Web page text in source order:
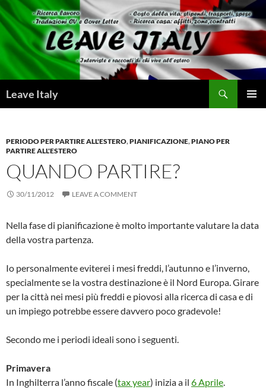
Skip
to
content
Leave Italy
PERIODO PER PARTIRE ALL'ESTERO,PIANIFICAZIONE,PIANO PER
PARTIRE ALL'ESTERO
QUANDO PARTIRE?
30/11/2012 LEAVE A COMMENT
Nella fase di pianificazione è molto importante valutare la data
della vostra partenza.
Io personalmente eviterei i mesi freddi, l’autunno e l’inverno,
specialmente se la vostra destinazione è il Nord Europa. Girare
per la città nei mesi più freddi e piovosi alla ricerca di casa e di
un impiego potrebbe essere davvero poco gradevole!
Secondo me i periodi ideali sono i seguenti.
Primavera
In Inghilterra l’anno fiscale (tax year) inizia a il 6 Aprile.